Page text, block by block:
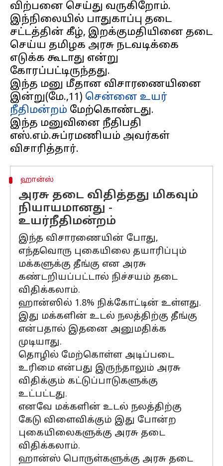
விற்பனை செய்து வருகிறோம்.
இந்நிலையில் பாதுகாப்பு தடை
சட்டத்தின் கீழ், இறக்குமதியினை தடை
செய்ய தமிழக அரசு நடவடிக்கை
எடுக்க கூடாது என்று
கோரப்பட்டிருந்தது.
இந்த மனு மீதான விசாரணையினை
இன்று(மே.,11) சென்னை உயர்
நீதிமன்றம் மேற்கொண்டது.
இந்த மனுவினை நீதிபதி
எஸ்.எம்.சுப்ரமணியம் அவர்கள்
ஹான்ஸ்
அரசு தடை விதித்தது மிகவும்
நியாயமானது -
உயர்நீதிமன்றம்
இந்த விசாரணையின் போது,
எந்தவொரு புகையிலை தயாரிப்பும்
மக்களுக்கு தீங்கு என அரசு
கண்டறியப்பட்டால் நிச்சயம் தடை
விதிக்கலாம்.
ஹான்ஸில் 1.8% நிக்கோட்டின் உள்ளது.
இது மக்களின் உடல் நலத்திற்கு தீங்கு
என்பதால் இதனை அனுமதிக்க
முடியாது.
தொழில் மேற்கொள்ள அடிப்படை
உரிமை என்பது இருந்தாலும் அரசு
விதிக்கும் கட்டுப்பாடுகளுக்கு
உட்பட்டது.
எனவே மக்களின் உடல் நலத்திற்கு
கேடு விளைவிக்கும் இது போன்ற
புகையிலைகளுக்கு அரசு தடை
விதிக்கலாம்.
ஹான்ஸ் பொருள்களுக்கு அரசு தடை